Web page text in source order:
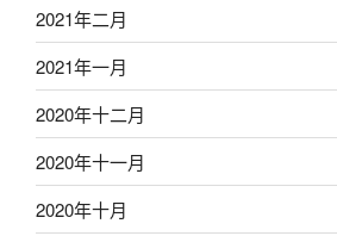
2021年二月
2021年一月
2020年十二月
2020年十一月
2020年十月